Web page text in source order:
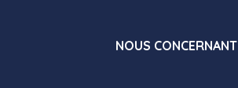
NOUS CONCERNANT